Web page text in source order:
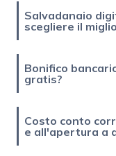
Salvadanaio
scegliere il
Bonifico
gratis?
Costo conto
e all'apertura a